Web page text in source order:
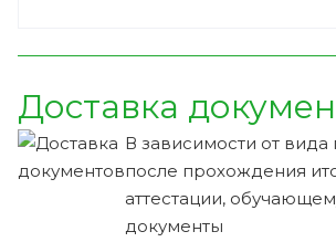
Доставка
В зависимости от
после прохождения
аттестации,
документы